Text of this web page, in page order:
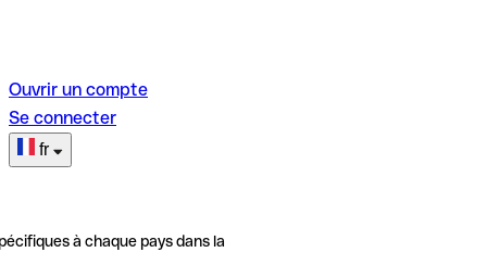
Ouvrir un compte
Se connecter
fr
à chaque pays dans la